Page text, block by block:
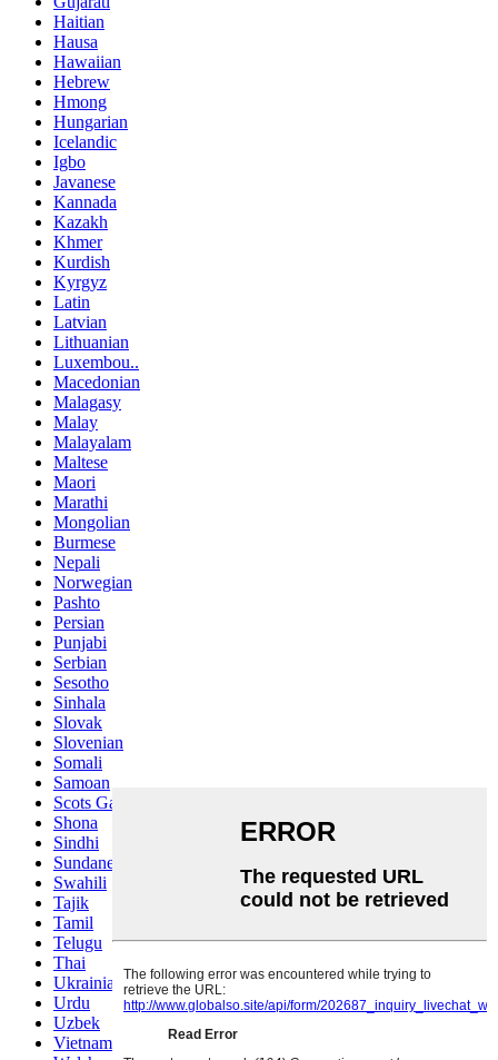
Haitian
Hausa
Hawaiian
Hebrew
Hmong
Hungarian
Icelandic
Igbo
Javanese
Kannada
Kazakh
Khmer
Kurdish
Kyrgyz
Latin
Latvian
Lithuanian
Luxembou..
Macedonian
Malagasy
Malay
Malayalam
Maltese
Maori
Marathi
Mongolian
Burmese
Nepali
Norwegian
Pashto
Persian
Punjabi
Serbian
Sesotho
Sinhala
Slovak
Slovenian
Somali
Samoan
Scots Gaelic
Shona
Sindhi
Sundanese
Swahili
Tajik
Tamil
Telugu
Thai
Ukrainian
Urdu
Uzbek
Vietnamese